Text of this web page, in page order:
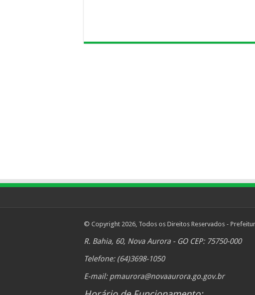
© Copyright 2026, Todos os Direitos Reservados -
R. Bahia, 60, Nova Aurora - GO CEP: 75750-000
Telefone: (64)3698-1050
E-mail: pmaurora@novaaurora.go.gov.br